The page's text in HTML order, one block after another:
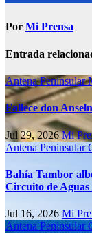
Por Mi Prensa
Entrada
Antena Peninsular
Fallece don
Jul 29, 2026Mi
Antena Peninsular
Bahía Tambor
Circuito de Aguas
Jul 16, 2026 Mi
Antena Peninsular